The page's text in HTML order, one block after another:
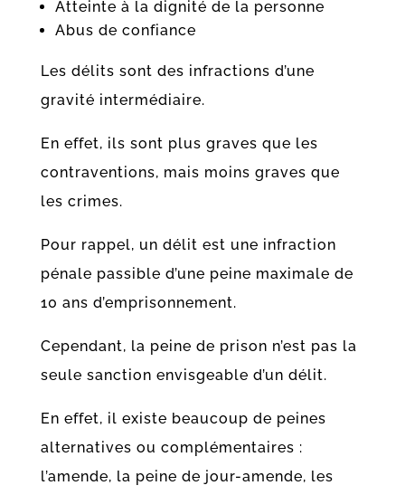
Atteinte à la dignité de la personne
Abus de confiance
Les délits sont des infractions d’une
gravité intermédiaire.
En effet, ils sont plus graves que les
contraventions, mais moins graves que
les crimes.
Pour rappel, un délit est une infraction
pénale passible d’une peine maximale de
10 ans d’emprisonnement.
Cependant, la peine de prison n’est pas la
seule sanction envisgeable d’un délit.
En effet, il existe beaucoup de peines
alternatives ou complémentaires :
l’amende, la peine de jour-amende, les